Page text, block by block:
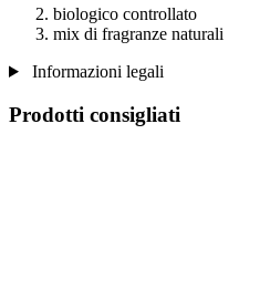
biologico controllato
mix di fragranze naturali
Informazioni legali
Prodotti consigliati